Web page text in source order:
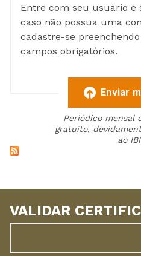
Entre com seu usuário e
caso não possua uma
cadastre-se
campos obrigatórios.
Enviar
Periódico mensal
gratuito,
ao
VALIDAR